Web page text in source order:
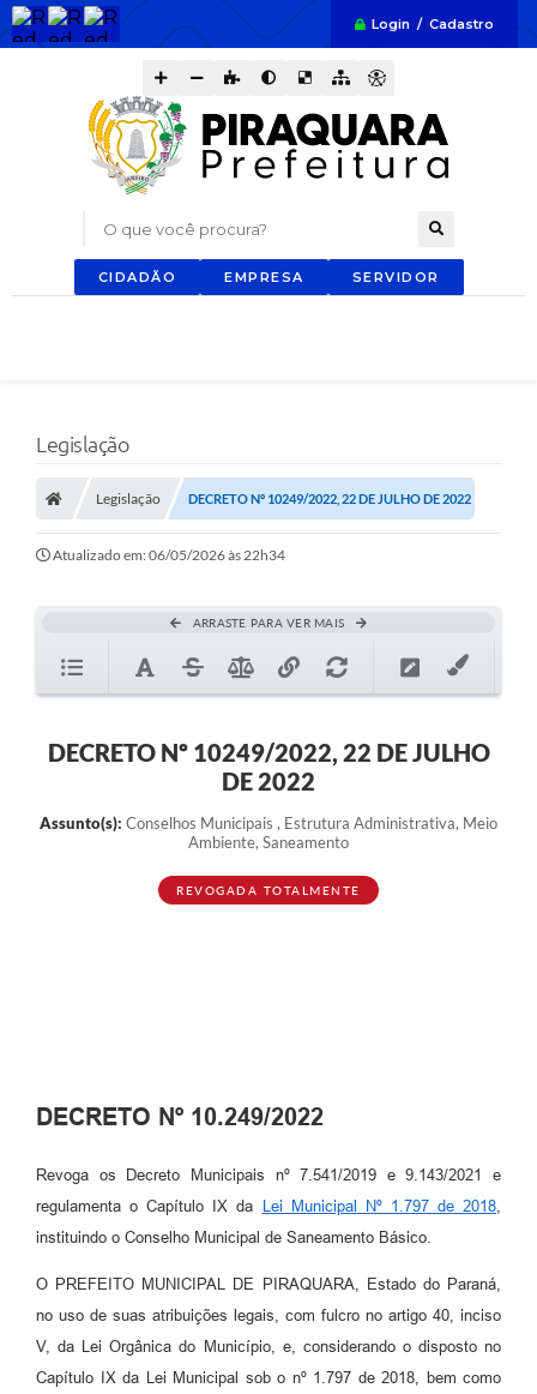
Login / Cadastro
O que você procura?
CIDADÃO EMPRESA SERVIDOR
Legislação
Legislação DECRETO Nº 10249/2022, 22 DE JULHO DE 2022
Atualizado em: 06/05/2026 às 22h34
ARRASTE PARA VER MAIS
DECRETO Nº 10249/2022, 22 DE JULHO
DE 2022
Assunto(s): Conselhos Municipais , Estrutura Administrativa, Meio
Ambiente, Saneamento
REVOGADA TOTALMENTE
DECRETO Nº 10.249/2022
Revoga os Decreto Municipais nº 7.541/2019 e 9.143/2021 e
regulamenta o Capítulo IX da
Lei Municipal Nº 1.797 de 2018
instituindo o Conselho Municipal de Saneamento Básico.
O PREFEITO MUNICIPAL DE PIRAQUARA, Estado do Paraná,
no uso de suas atribuições legais, com fulcro no artigo 40, inciso
V, da Lei Orgânica do Município, e, considerando o disposto no
Capítulo IX da Lei Municipal sob o nº 1.797 de 2018, bem como